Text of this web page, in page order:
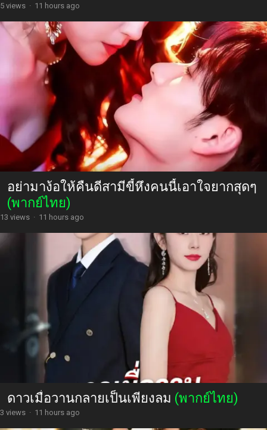
5 views · 11 hours ago
อย่ามาง้อให้คืนดีสามีขี้หึงคนนี้เอาใจยากสุดๆ
(พากย์ไทย)
13 views · 11 hours ago
ดาวเมื่อวานกลายเป็นเพียงลม (พากย์ไทย)
3 views · 11 hours ago